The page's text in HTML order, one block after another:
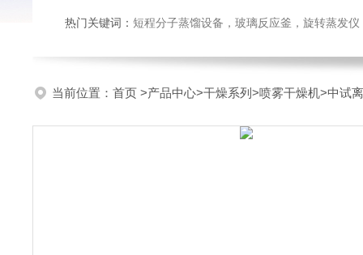
热门关键词： 短程分子蒸馏设备，玻璃反应釜，旋转蒸发
当前位置： 首页 >产品中心>干燥系列 >喷雾干燥机>中试